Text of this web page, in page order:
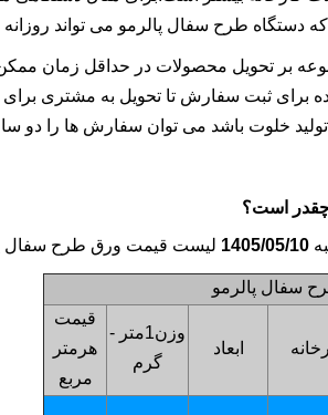
طرح سفال پالرمو می تواند روزانه حدود 1 تن
بر تحویل محصولات در حداقل زمان ممکن
خلوت باشد می توان سفارش ها را دو
است؟
1405/05/10 لیست قیمت ورق طرح سفال
سفال پالرمو
ابعاد
وزن1متر -
گرم
قیمت
هرمتر
مربع